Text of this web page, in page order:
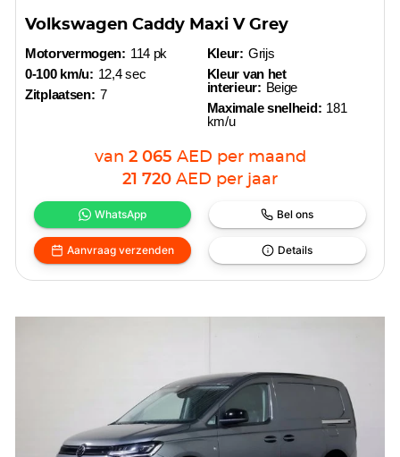
Volkswagen Caddy Maxi V Grey
Motorvermogen: 114 pk
0-100 km/u: 12,4 sec
Zitplaatsen: 7
Kleur: Grijs
Kleur van het
interieur: Beige
Maximale snelheid: 181
km/u
van 2 065 AED per maand
21 720 AED per jaar
WhatsApp Bel ons
Aanvraag verzenden Details